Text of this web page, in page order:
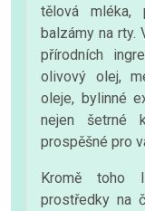
tělová mléka,
balzámy na rty.
přírodních
olivový olej,
oleje, bylinné
nejen šetrné
prospěšné pro
Kromě toho
prostředky na